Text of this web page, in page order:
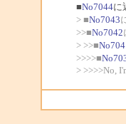
■No7044に
> ■No7043
>>■No7042
> >>■
>>>>■
> >>>>No,